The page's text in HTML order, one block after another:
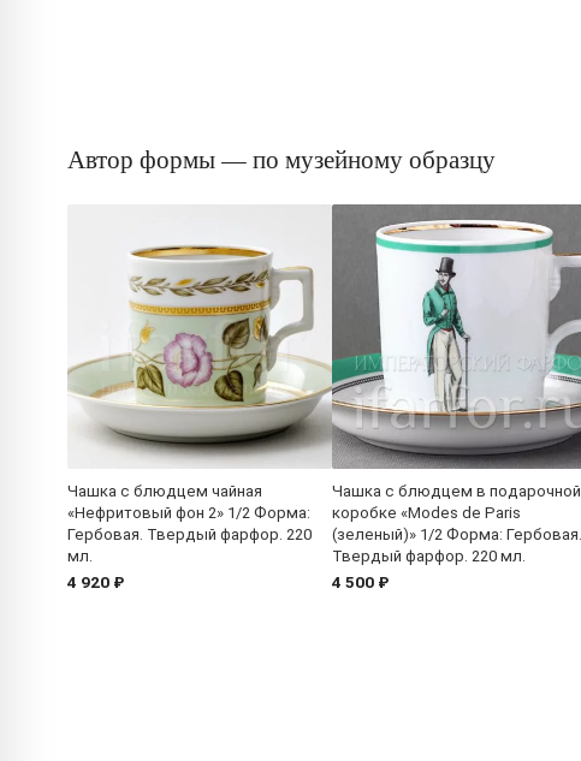
Автор формы — по музейному образцу
Чашка с блюдцем чайная
«Нефритовый фон 2» 1/2 Форма:
Гербовая. Твердый фарфор. 220
мл.
4 920 ₽
Чашка с блюдцем в подарочной
коробке «Modes de Paris
(зеленый)» 1/2 Форма: Гербовая.
Твердый фарфор. 220 мл.
4 500 ₽